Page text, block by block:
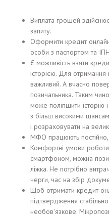
Виплата грошей
запиту.
Оформити кредит онлайн
особи з паспортом та
Є можливість взяти
історією. Для
важливий. А вчасно
позичальника. Таким
може поліпшити історію
з більш високими
і розраховувати на
МФО працюють
Комфортні умови
смартфоном, можна
ліжка. Не потрібно
черги, час на збір
Щоб отримати кредит
підтвердження
необов'язкове.